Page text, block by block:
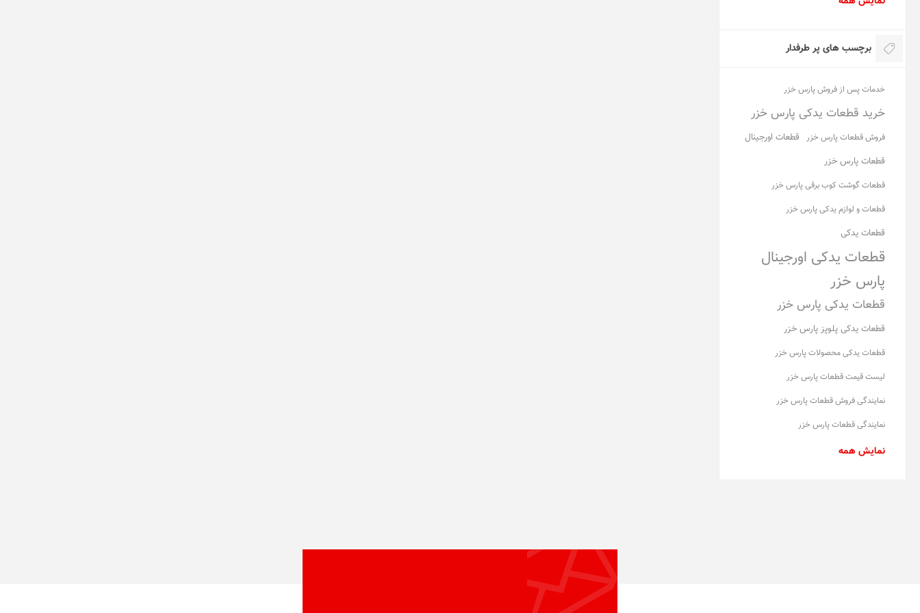
برچسب های پر طرفدار
خدمات پس از فروش پارس خزر
خرید قطعات یدکی پارس خزر
فروش قطعات پارس خزر
قطعات اورجینال
قطعات پارس خزر
قطعات گوشت کوب برقی پارس خزر
قطعات و لوازم یدکی پارس خزر
قطعات یدکی
قطعات یدکی اورجینال
پارس خزر
قطعات یدکی پارس خزر
قطعات یدکی پلوپز پارس خزر
قطعات یدکی محصولات پارس خزر
لیست قیمت قطعات پارس خزر
نمایندگی فروش قطعات پارس خزر
نمایندگی قطعات پارس خزر
نمایش همه